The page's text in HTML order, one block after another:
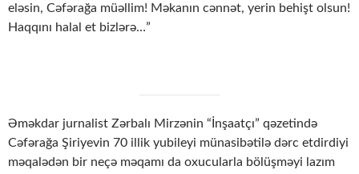
eləsin, Cəfərağa müəllim! Məkanın cənnət, yerin behişt olsun!
Haqqını halal et bizlərə…”
Əməkdar jurnalist Zərbalı Mirzənin “İnşaatçı” qəzetində
Cəfərağa Şiriyevin 70 illik yubileyi münasibətilə dərc etdirdiyi
məqalədən bir neçə məqamı da oxucularla bölüşməyi lazım